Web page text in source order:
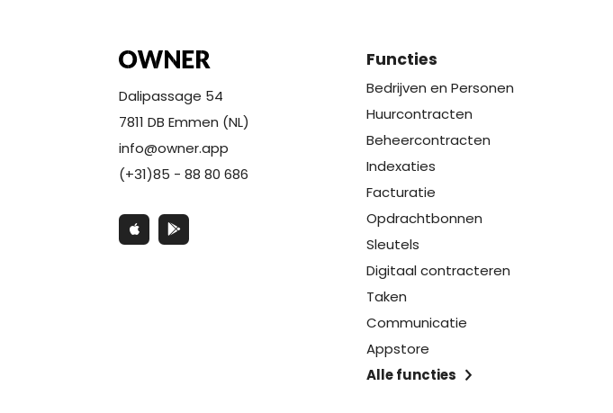
Dalipassage 54
7811 DB Emmen (NL)
info@owner.app
(+31)85 - 88 80 686
Functies
Bedrijven en Personen
Huurcontracten
Beheercontracten
Indexaties
Facturatie
Opdrachtbonnen
Sleutels
Digitaal contracteren
Taken
Communicatie
Appstore
Alle functies